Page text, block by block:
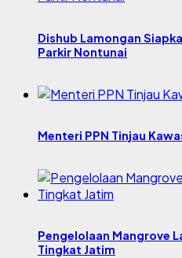
Dishub Lamongan
Parkir Nontunai
Menteri PPN Tinjau
Pengelolaan Mangrove
Tingkat Jatim